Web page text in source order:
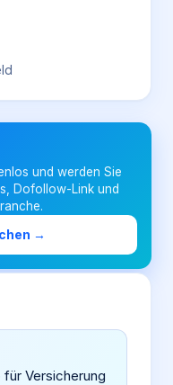
und werden Sie
Dofollow-Link und
→
Versicherung